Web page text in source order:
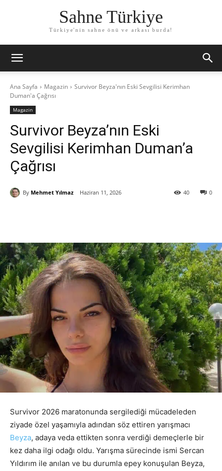
Sahne Türkiye
Türkiye'nin sahne önü ve arkası burda!
Ana Sayfa Magazin
Survivor Beyza'nın Eski Sevgilisi Kerimhan
Duman'a Çağrısı
Magazin
Survivor Beyza’nın Eski
Sevgilisi Kerimhan Duman’a
Çağrısı
By Mehmet Yılmaz Haziran 11, 2026 0
40
Survivor 2026 maratonunda sergilediği mücadeleden
ziyade özel yaşamıyla adından söz ettiren yarışmacı
Beyza, adaya veda ettikten sonra verdiği demeçlerle bir
kez daha ilgi odağı oldu. Yarışma sürecinde ismi Sercan
Yıldırım ile anılan ve bu durumla epey konuşulan Beyza,